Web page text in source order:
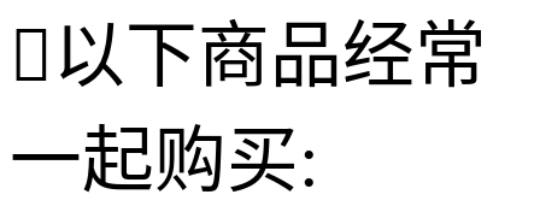
以下商品经常
一起购买: